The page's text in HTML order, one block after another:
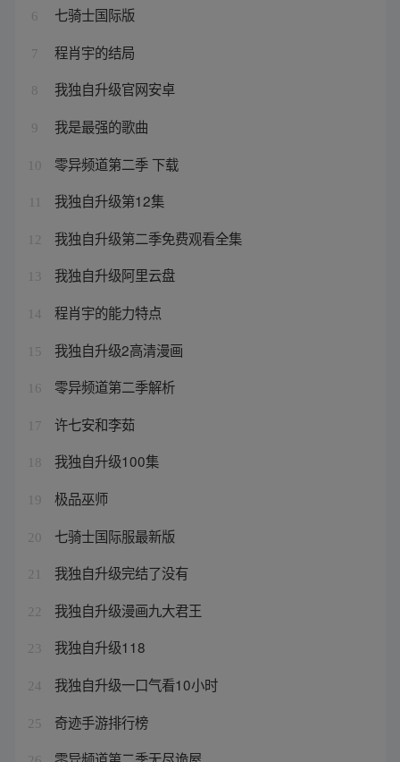
6 七骑士国际版
7 程肖宇的结局
8 我独自升级官网安卓
9 我是最强的歌曲
10 零异频道第二季 下载
我独自升级第12集
12 我独自升级第二季免费观看全集
13 我独自升级阿里云盘
14 程肖宇的能力特点
15 我独自升级2高清漫画
16 零异频道第二季解析
17 许七安和李茹
18 我独自升级100集
19 极品巫师
20 七骑士国际服最新版
21 我独自升级完结了没有
22 我独自升级漫画九大君王
23 我独自升级118
24 我独自升级一口气看10小时
25 奇迹手游排行榜